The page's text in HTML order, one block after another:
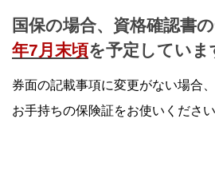
国保の場合、資格確認書
年7月末頃を予定していま
券面の記載事項に変更がない場合
お手持ちの保険証をお使いください